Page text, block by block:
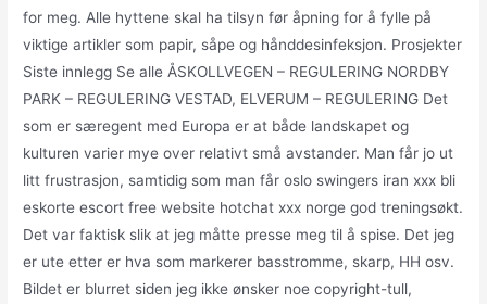
for meg. Alle hyttene skal ha tilsyn før åpning for å fylle på
viktige artikler som papir, såpe og hånddesinfeksjon. Prosjekter
Siste innlegg Se alle ÅSKOLLVEGEN – REGULERING NORDBY
PARK – REGULERING VESTAD, ELVERUM – REGULERING Det
som er særegent med Europa er at både landskapet og
kulturen varier mye over relativt små avstander. Man får jo ut
litt frustrasjon, samtidig som man får oslo swingers iran xxx bli
eskorte escort free website hotchat xxx norge god treningsøkt.
Det var faktisk slik at jeg måtte presse meg til å spise. Det jeg
er ute etter er hva som markerer basstromme, skarp, HH osv.
Bildet er blurret siden jeg ikke ønsker noe copyright-tull,